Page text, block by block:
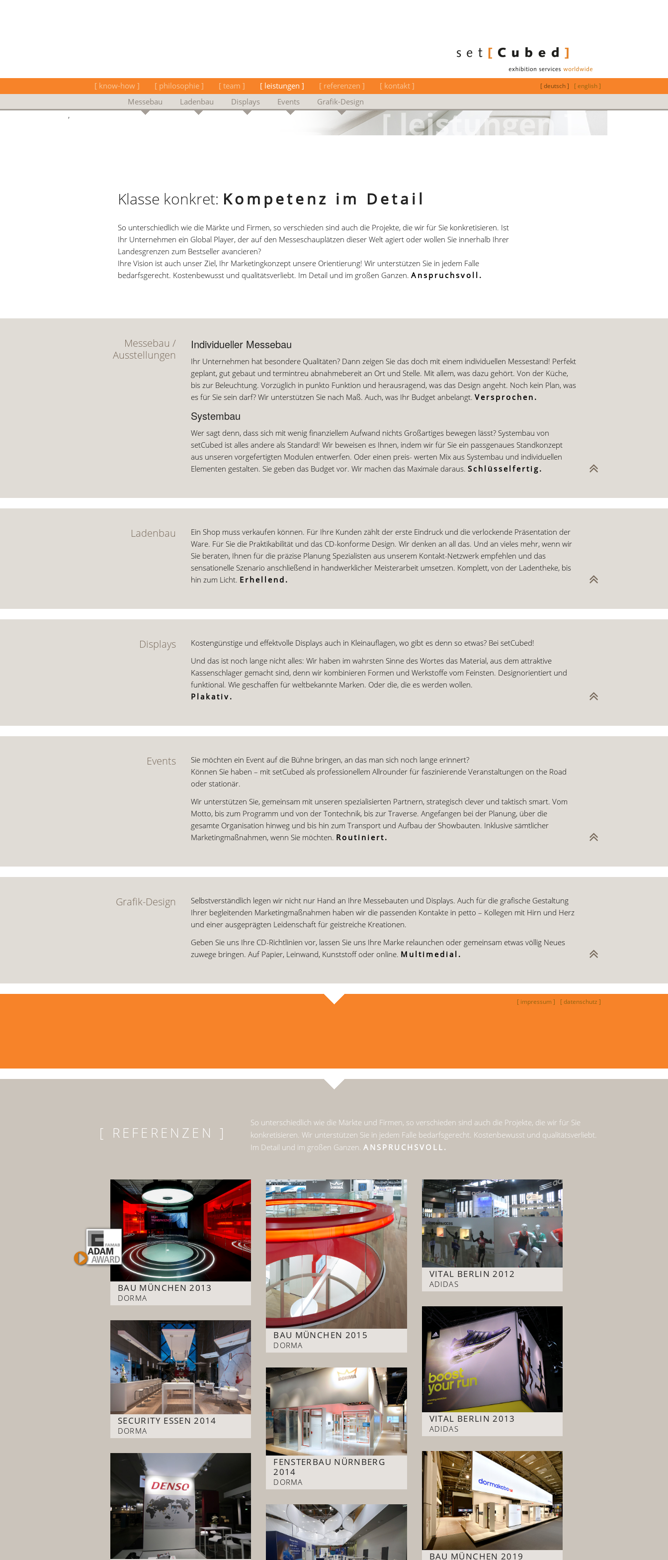
[ know-how ] [ philosophie ] [ team ] [ leistungen ] [ referenzen ] [ kontakt ] [ deutsch ] [ english ]
Messebau Ladenbau Displays Events
Grafik-Design
‚
Klasse konkret: Kompetenz im Detail
So unterschiedlich wie die Märkte und Firmen, so verschieden sind auch die Projekte, die wir für Sie konkretisieren. Ist
Ihr Unternehmen ein Global Player, der auf den Messeschauplätzen dieser Welt agiert oder wollen Sie innerhalb Ihrer
Landesgrenzen zum Bestseller avancieren?
Ihre Vision ist auch unser Ziel, Ihr Marketingkonzept unsere Orientierung! Wir unterstützen Sie in jedem Falle
bedarfsgerecht. Kostenbewusst und qualitätsverliebt. Im Detail und im großen Ganzen. Anspruchsvoll.
Messebau /
Ausstellungen
Individueller Messebau
Ihr Unternehmen hat besondere Qualitäten? Dann zeigen Sie das doch mit einem individuellen Messestand! Perfekt
geplant, gut gebaut und termintreu abnahmebereit an Ort und Stelle. Mit allem, was dazu gehört. Von der Küche,
bis zur Beleuchtung. Vorzüglich in punkto Funktion und herausragend, was das Design angeht. Noch kein Plan, was
es für Sie sein darf? Wir unterstützen Sie nach Maß. Auch, was Ihr Budget anbelangt. Versprochen.
Systembau
Wer sagt denn, dass sich mit wenig finanziellem Aufwand nichts Großartiges bewegen lässt? Systembau von
setCubed ist alles andere als Standard! Wir beweisen es Ihnen, indem wir für Sie ein passgenaues Standkonzept
aus unseren vorgefertigten Modulen entwerfen. Oder einen preis- werten Mix aus Systembau und individuellen
Elementen gestalten. Sie geben das Budget vor. Wir machen das Maximale daraus. Schlüsselfertig.
Ladenbau
Ein Shop muss verkaufen können. Für Ihre Kunden zählt der erste Eindruck und die verlockende Präsentation der
Ware. Für Sie die Praktikabilität und das CD-konforme Design. Wir denken an all das. Und an vieles mehr, wenn wir
Sie beraten, Ihnen für die präzise Planung Spezialisten aus unserem Kontakt-Netzwerk empfehlen und das
sensationelle Szenario anschließend in handwerklicher Meisterarbeit umsetzen. Komplett, von der Ladentheke, bis
hin zum Licht. Erhellend.
Displays
Kostengünstige und effektvolle Displays auch in Kleinauflagen, wo gibt es denn so etwas? Bei setCubed!
Und das ist noch lange nicht alles: Wir haben im wahrsten Sinne des Wortes das Material, aus dem attraktive
Kassenschlager gemacht sind, denn wir kombinieren Formen und Werkstoffe vom Feinsten. Designorientiert und
funktional. Wie geschaffen für weltbekannte Marken. Oder die, die es werden wollen.
Plakativ.
Events
Sie möchten ein Event auf die Bühne bringen, an das man sich noch lange erinnert?
Können Sie haben – mit setCubed als professionellem Allrounder für faszinierende Veranstaltungen on the Road
oder stationär.
Wir unterstützen Sie, gemeinsam mit unseren spezialisierten Partnern, strategisch clever und taktisch smart. Vom
Motto, bis zum Programm und von der Tontechnik, bis zur Traverse. Angefangen bei der Planung, über die
gesamte Organisation hinweg und bis hin zum Transport und Aufbau der Showbauten. Inklusive sämtlicher
Marketingmaßnahmen, wenn Sie möchten. Routiniert.
Grafik-Design
Selbstverständlich legen wir nicht nur Hand an Ihre Messebauten und Displays. Auch für die grafische Gestaltung
Ihrer begleitenden Marketingmaßnahmen haben wir die passenden Kontakte in petto – Kollegen mit Hirn und Herz
und einer ausgeprägten Leidenschaft für geistreiche Kreationen.
Geben Sie uns Ihre CD-Richtlinien vor, lassen Sie uns Ihre Marke relaunchen oder gemeinsam etwas völlig Neues
zuwege bringen. Auf Papier, Leinwand, Kunststoff oder online. Multimedial.
[ impressum ] [ datenschutz ]
[ REFERENZEN ]
So unterschiedlich wie die Märkte und Firmen, so verschieden sind auch die Projekte, die wir für Sie
konkretisieren. Wir unterstützen Sie in jedem Falle bedarfsgerecht. Kostenbewusst und qualitätsverliebt.
Im Detail und im großen Ganzen. ANSPRUCHSVOLL.
BAU MÜNCHEN 2013
DORMA
SECURITY ESSEN 2014
DORMA
BAU MÜNCHEN 2015
DORMA
FENSTERBAU NÜRNBERG
2014
DORMA
VITAL BERLIN 2012
ADIDAS
VITAL BERLIN 2013
ADIDAS
BAU MÜNCHEN 2019